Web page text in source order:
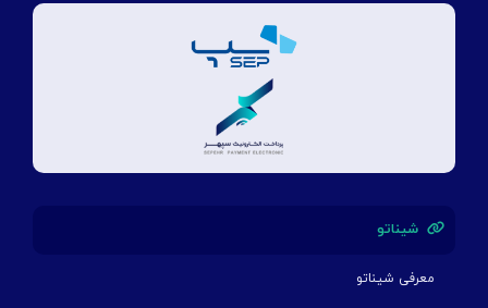
شیناتو
معرفی شیناتو